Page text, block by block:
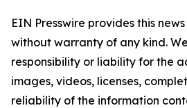
EIN Presswire provides this
without warranty of any kind.
responsibility or liability for the
images, videos, licenses,
reliability of the information